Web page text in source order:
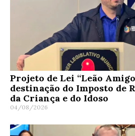
Projeto de Lei “Leão
destinação do Imposto de
da Criança e do Idoso
04/08/2026